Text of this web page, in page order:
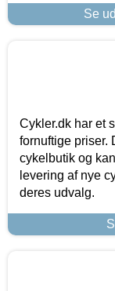
Se
Cykler.dk har et
fornuftige priser.
cykelbutik og
levering af nye
deres udvalg.